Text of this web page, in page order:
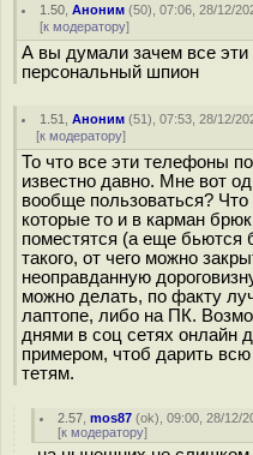
1.50 ,Аноним (50), 07:06, 28/12/
[к модератору]
А вы думали зачем все
персональный шпион
1.51 ,Аноним (51), 07:53, 28/12/
[к модератору]
То что все эти телефоны
известно давно. Мне вот
вообще пользоваться?
которые то и в карман
поместятся (а еще бьются
такого, от чего можно
неоправданную
можно делать, по факту
лаптопе, либо на ПК.
днями в соц сетях онлайн
примером, чтоб дарить
тетям.
2.57 ,mos87 (ok), 09:00, 28/12/
[к модератору]